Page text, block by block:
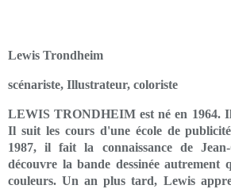
Lewis Trondheim
scénariste, Illustrateur, coloriste
LEWIS TRONDHEIM est né en 1964.
Il suit les cours d'une école de
1987, il fait la connaissance de
découvre la bande dessinée autrement
couleurs. Un an plus tard, Lewis